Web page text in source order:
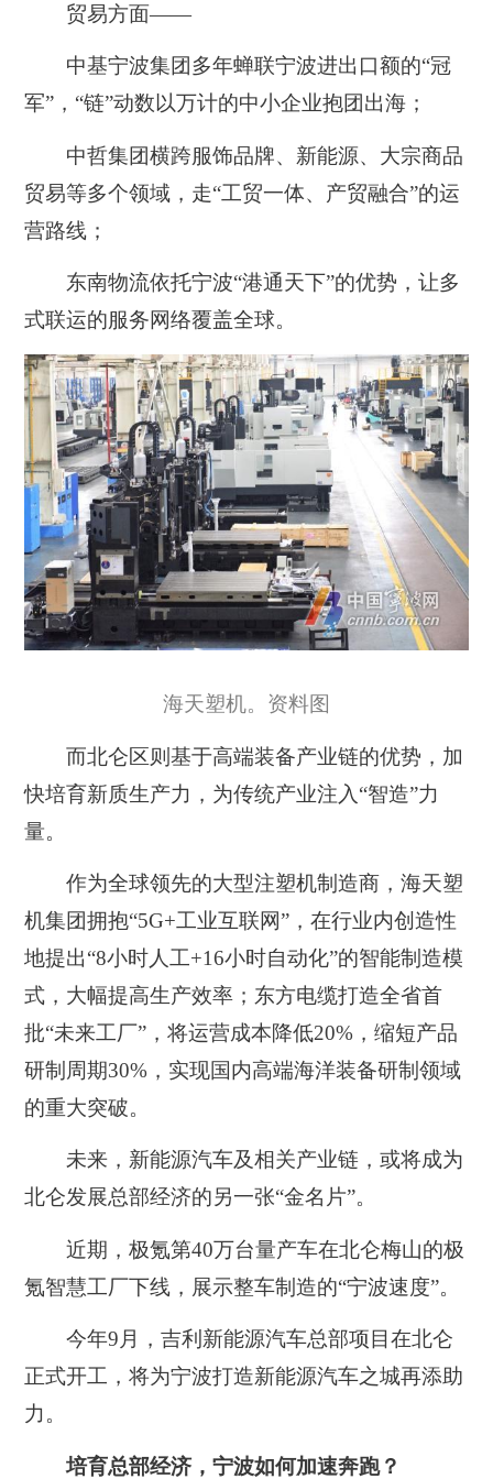
贸易方面——
中基宁波集团多年蝉联宁波进出口额的“冠
军”，“链”动数以万计的中小企业抱团出海；
中哲集团横跨服饰品牌、新能源、大宗商品
贸易等多个领域，走“工贸一体、产贸融合”的运
营路线；
东南物流依托宁波“港通天下”的优势，让多
式联运的服务网络覆盖全球。
海天塑机。资料图
而北仑区则基于高端装备产业链的优势，加
快培育新质生产力，为传统产业注入“智造”力
量。
作为全球领先的大型注塑机制造商，海天塑
机集团拥抱“5G+工业互联网”，在行业内创造性
地提出“8小时人工+16小时自动化”的智能制造模
式，大幅提高生产效率；东方电缆打造全省首
批“未来工厂”，将运营成本降低20%，缩短产品
研制周期30%，实现国内高端海洋装备研制领域
的重大突破。
未来， 新能源汽车及相关产业链 ，或将成为
北仑发展总部经济的另一张“金名片”。
近期，极氪第40万台量产车在北仑梅山的极
氪智慧工厂下线，展示整车制造的“宁波速度”。
今年9月，吉利新能源汽车总部项目在北仑
正式开工 ，将为宁波打造新能源汽车之城再添助
力。
培育总部经济，宁波如何加速奔跑？